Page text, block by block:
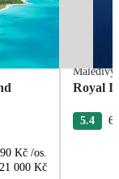
Kč /os.
21 000 Kč
Maledivy
Royal
5.4